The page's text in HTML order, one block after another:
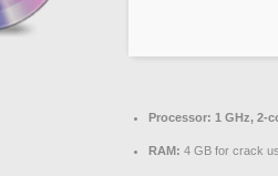
Processor: 1 GHz, 2-
RAM: 4 GB for crack